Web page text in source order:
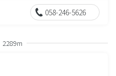
058-246-5626
2289m